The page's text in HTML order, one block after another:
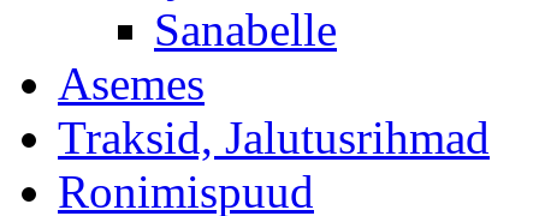
Sanabelle
Asemes
Traksid, Jalutusrihmad
Ronimispuud